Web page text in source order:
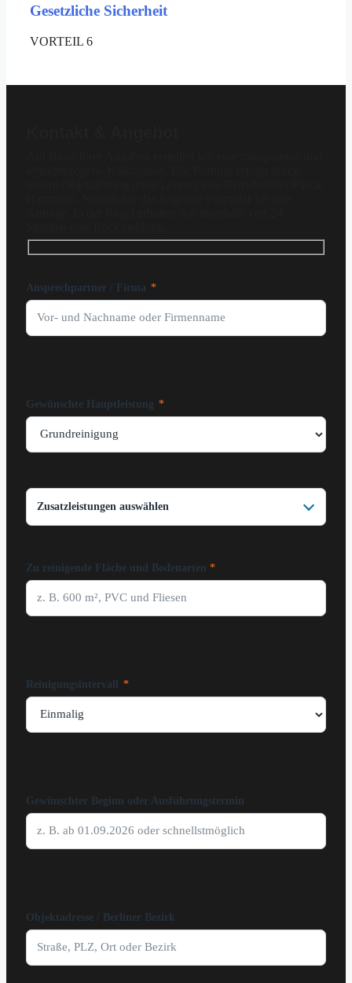
Gesetzliche Sicherheit
VORTEIL 6
Ansprechpartner / Firma *
Gewünschte Hauptleistung *
Zusatzleistungen auswählen
Zu reinigende Fläche und Bodenarten
Reinigungsintervall *
Gewünschter Beginn oder Ausführungstermin
Objektadresse / Berliner Bezirk